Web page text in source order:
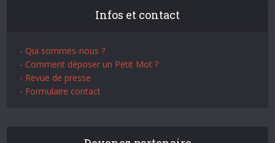
Infos et contact
- Qui sommes-nous ?
- Comment déposer un Petit Mot ?
- Revue de presse
- Formulaire contact